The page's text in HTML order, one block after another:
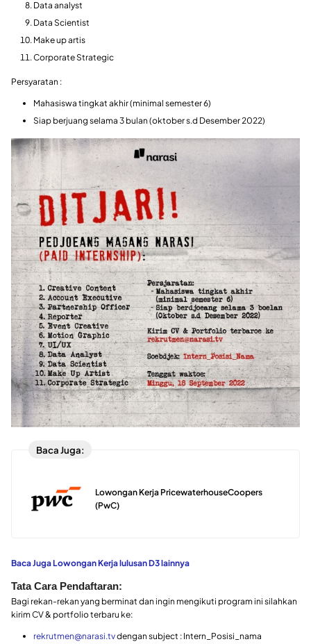
Data analyst
Data Scientist
Make up artis
Corporate Strategic
Persyaratan :
Mahasiswa tingkat akhir (minimal semester 6)
Siap berjuang selama 3 bulan (oktober s.d Desember 2022)
Baca Juga:
Lowongan Kerja PricewaterhouseCoopers
(PwC)
Baca Juga Lowongan Kerja lulusan D3 lainnya
Tata Cara Pendaftaran:
Bagi rekan-rekan yang berminat dan ingin mengikuti program ini silahkan
kirim CV & portfolio terbaru ke:
rekrutmen@narasi.tvdengan subject : Intern_Posisi_nama